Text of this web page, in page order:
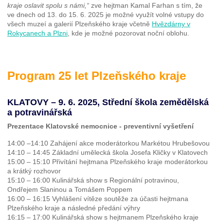
kraje oslavit spolu s námi,“ zve hejtman Kamal Farhan s tím, že
ve dnech od 13. do 15. 6. 2025 je možné využít volné vstupy do
všech muzeí a galerií Plzeňského kraje včetně Hvězdárny v
Rokycanech a Plzni , kde je možné pozorovat noční oblohu.
Program 25 let Plzeňského kraje
KLATOVY – 9. 6. 2025, Střední škola zemědělská
a potravinářská
Prezentace Klatovské nemocnice - preventivní vyšetření
14:00 –14:10 Zahájení akce moderátorkou Markétou Hrubešovou
14:10 – 14:45 Základní umělecká škola Josefa Kličky v Klatovech
15:00 – 15:10 Přivítání hejtmana Plzeňského kraje moderátorkou
a krátký rozhovor
15:10 – 16:00 Kulinářská show s Regionální potravinou,
Ondřejem Slaninou a Tomášem Poppem
16:00 – 16:15 Vyhlášení vítěze soutěže za účasti hejtmana
Plzeňského kraje a následné předání výhry
16:15 – 17:00 Kulinářská show s hejtmanem Plzeňského kraje